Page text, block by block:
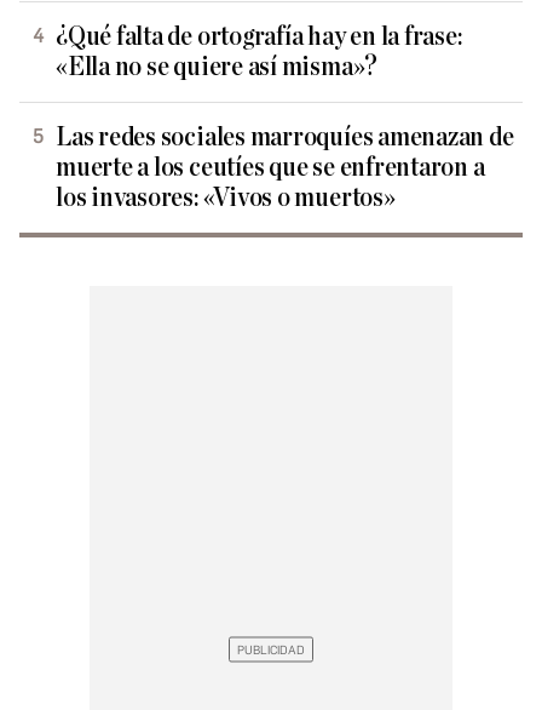
¿Qué falta de ortografía hay en la frase:
«Ella no se quiere así misma»?
Las redes sociales marroquíes amenazan de
muerte a los ceutíes que se enfrentaron a
los invasores: «Vivos o muertos»